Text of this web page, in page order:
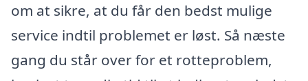
om at sikre, at du får den bedst mulige
service indtil problemet er løst. Så næste
gang du står over for et rotteproblem,